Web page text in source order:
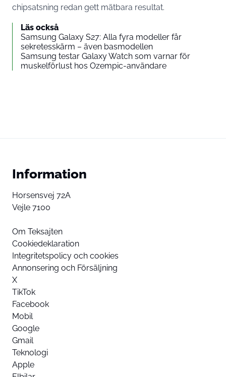
chipsatsning redan gett mätbara resultat.
Läs också
Samsung Galaxy S27: Alla fyra modeller får
sekretesskärm – även basmodellen
Samsung testar Galaxy Watch som varnar för
muskelförlust hos Ozempic-användare
Information
Horsensvej 72A
Vejle 7100
Om Teksajten
Cookiedeklaration
Integritetspolicy och cookies
Annonsering och Försäljning
X
TikTok
Facebook
Mobil
Google
Gmail
Teknologi
Apple